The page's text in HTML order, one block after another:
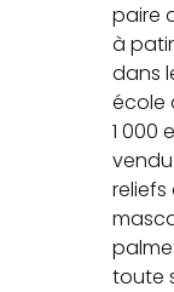
paire
à
dans
école
1 000
vendu
toute